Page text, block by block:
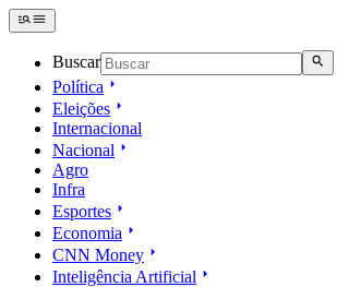
Buscar
Política
Eleições
Internacional
Nacional
Agro
Infra
Esportes
Economia
CNN Money
Inteligência Artificial